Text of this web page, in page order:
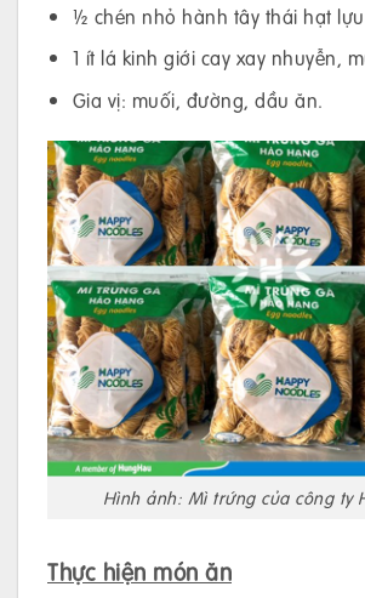
½ chén nhỏ hành tây thái hạt lựu
1 ít lá kinh giới cay xay nhuyễn,
Gia vị: muối, đường, dầu ăn.
Hình ảnh: Mì trứng của công ty
Thực hiện món ăn